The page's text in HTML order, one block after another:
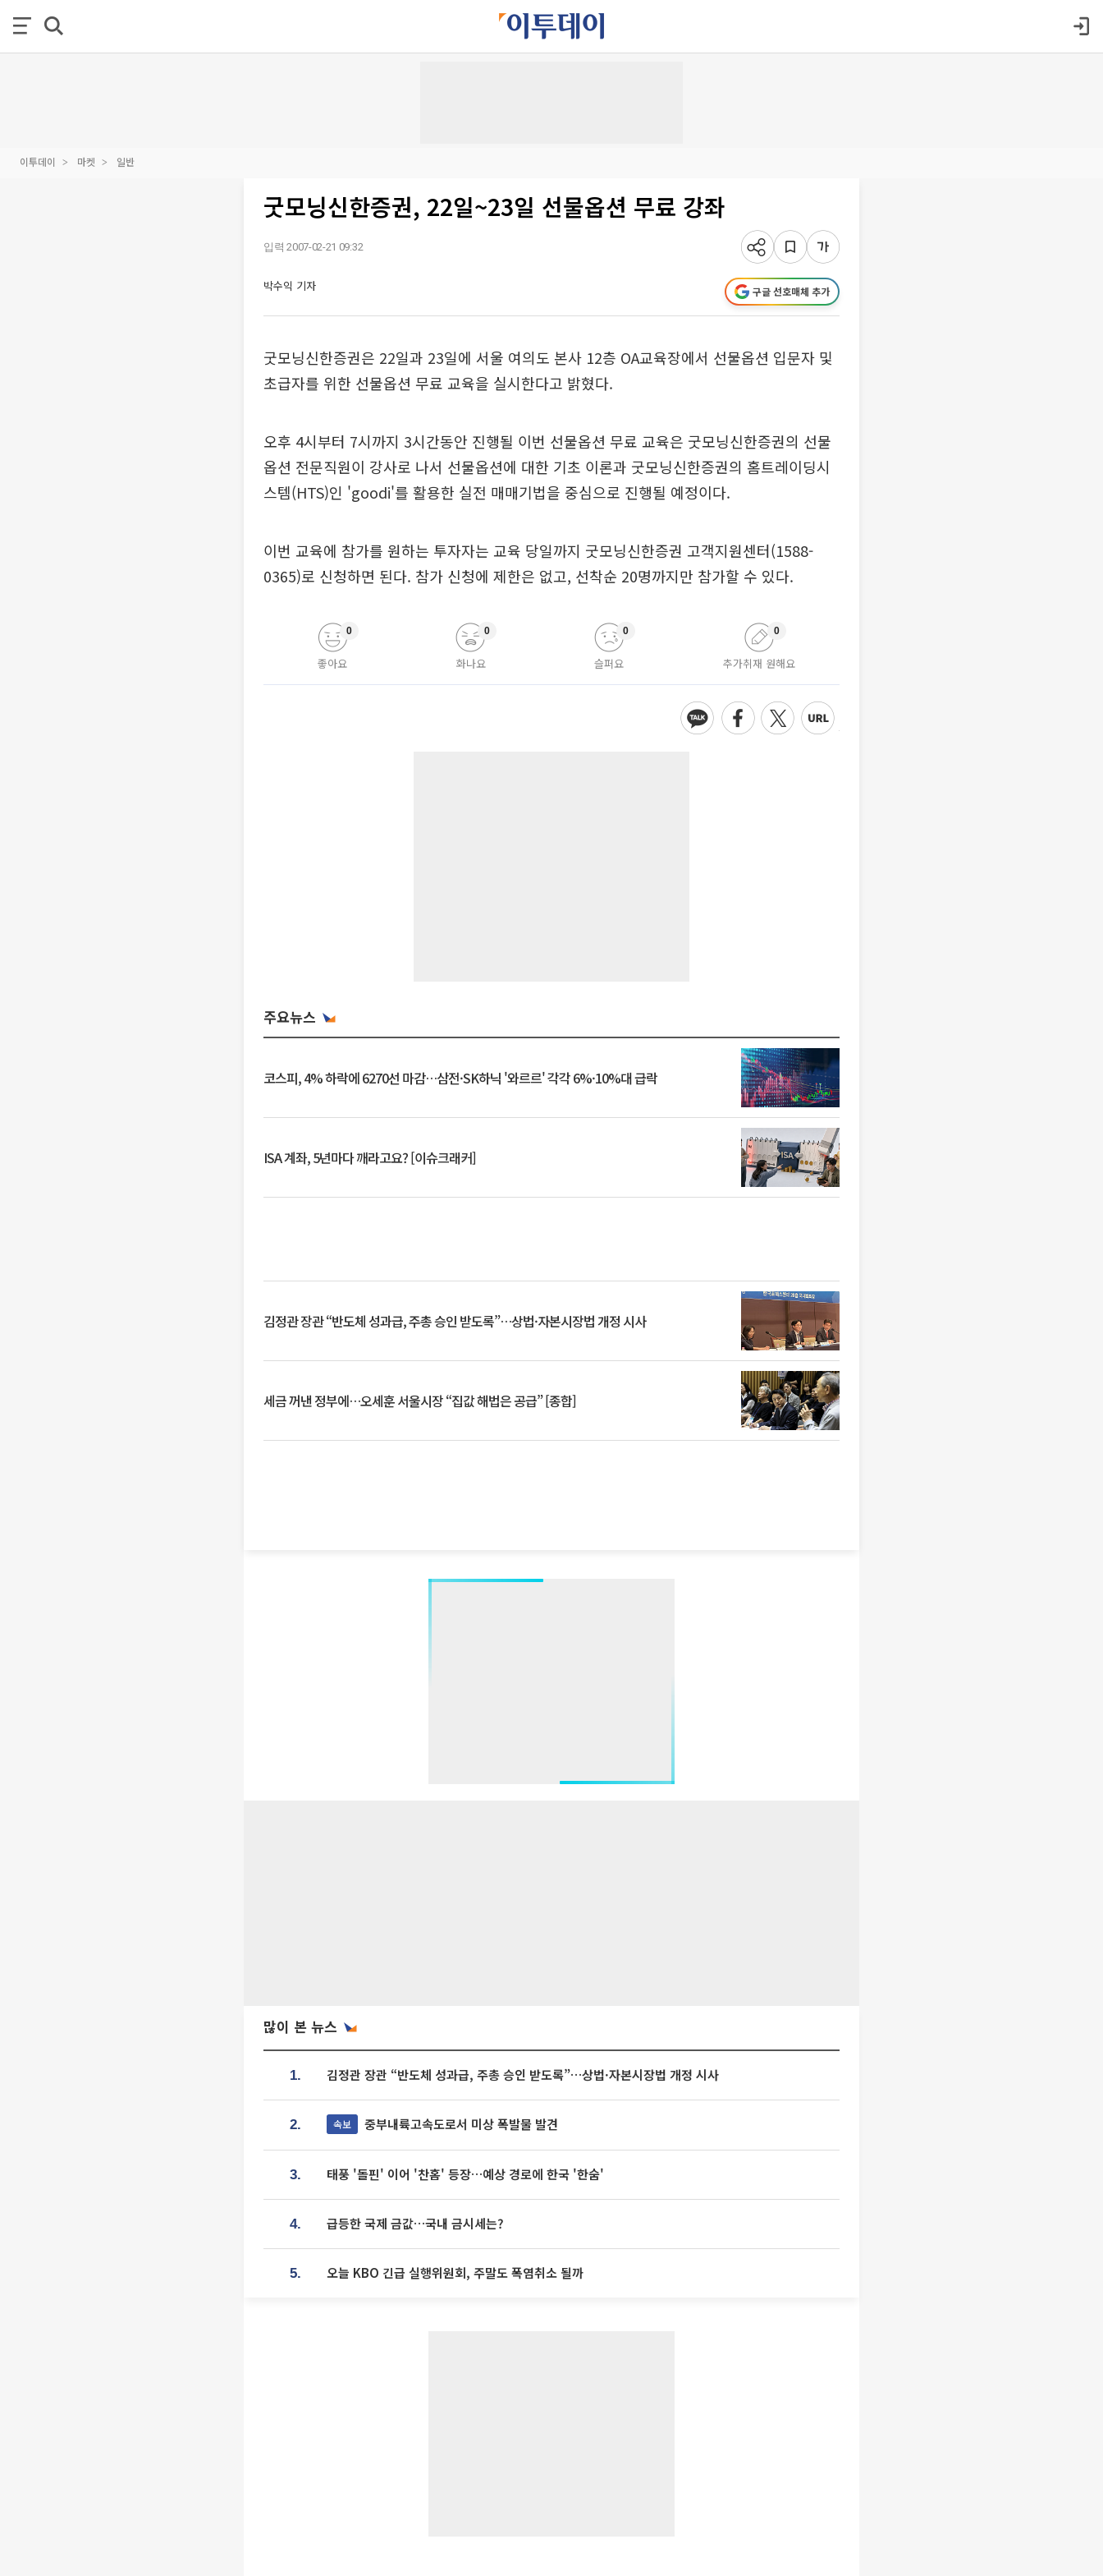
이투데이 마켓 일반
굿모닝신한증권, 22일~23일 선물옵션 무료 강좌
입력 2007-02-21 09:32
박수익 기자 구글 선호매체 추가
굿모닝신한증권은 22일과 23일에 서울 여의도 본사 12층 OA교육장에서 선물옵션 입문자 및
초급자를 위한 선물옵션 무료 교육을 실시한다고 밝혔다.
오후 4시부터 7시까지 3시간동안 진행될 이번 선물옵션 무료 교육은 굿모닝신한증권의 선물
옵션 전문직원이 강사로 나서 선물옵션에 대한 기초 이론과 굿모닝신한증권의 홈트레이딩시
스템(HTS)인 'goodi'를 활용한 실전 매매기법을 중심으로 진행될 예정이다.
이번 교육에 참가를 원하는 투자자는 교육 당일까지 굿모닝신한증권 고객지원센터(1588-
0365)로 신청하면 된다. 참가 신청에 제한은 없고, 선착순 20명까지만 참가할 수 있다.
좋아요
0
화나요
0
슬퍼요
0
추가취재 원해요
0
주요뉴스
코스피, 4% 하락에 6270선 마감…삼전·SK하닉 '와르르' 각각 6%·10%대 급락
ISA 계좌, 5년마다 깨라고요? [이슈크래커]
김정관 장관 “반도체 성과급, 주총 승인 받도록”…상법·자본시장법 개정 시사
세금 꺼낸 정부에…오세훈 서울시장 “집값 해법은 공급” [종합]
많이 본 뉴스
1. 김정관 장관 “반도체 성과급, 주총 승인 받도록”…상법·자본시장법 개정 시사
2. 속보 중부내륙고속도로서 미상 폭발물 발견
3. 태풍 '돌핀' 이어 '찬홈' 등장…예상 경로에 한국 '한숨'
4. 급등한 국제 금값…국내 금시세는?
5. 오늘 KBO 긴급 실행위원회, 주말도 폭염취소 될까